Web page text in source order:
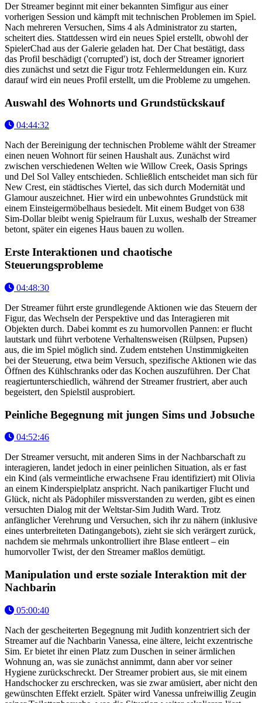
Der Streamer beginnt mit einer bekannten Simfigur aus einer
vorherigen Session und kämpft mit technischen Problemen im Spiel.
Nach mehreren Versuchen, Sims 4 als Administrator zu starten,
scheitert dies. Stattdessen wird ein neues Spiel erstellt, obwohl der
SpielerChad aus der Galerie geladen hat. Der Chat bestätigt, dass
das Profil beschädigt ('corrupted') ist, doch der Streamer ignoriert
dies zunächst und setzt die Figur trotz Fehlermeldungen ein. Kurz
darauf wird ein neues Profil erstellt, um die Probleme zu umgehen.
Auswahl des Wohnorts und Grundstückskauf
04:44:32
Nach der Bereinigung der technischen Probleme wählt der Streamer
einen neuen Wohnort für seinen Haushalt aus. Zunächst wird
zwischen verschiedenen Welten wie Willow Creek, Oasis Springs
und Del Sol Valley entschieden. Schließlich entscheidet man sich für
New Crest, ein städtisches Viertel, das sich durch Modernität und
Glamour auszeichnet. Hier wird ein unbewohntes Grundstück mit
einem Einsteigermöbelhaus besiedelt. Mit einem Budget von 638
Sim-Dollar bleibt wenig Spielraum für Luxus, weshalb der Streamer
betont, später ein eigenes Haus bauen zu wollen.
Erste Interaktionen und chaotische
Steuerungsprobleme
04:48:30
Der Streamer führt erste grundlegende Aktionen wie das Steuern der
Figur, das Wechseln der Perspektive und das Interagieren mit
Objekten durch. Dabei kommt es zu humorvollen Pannen: er flucht
lautstark und führt verbotene Verhaltensweisen (Rülpsen, Pupsen)
aus, die im Spiel möglich sind. Zudem entstehen Unstimmigkeiten
bei der Steuerung, etwa beim Versuch, spezifische Aktionen wie das
Öffnen des Kühlschranks oder das Kochen auszuführen. Der Chat
reagiertunterschiedlich, während der Streamer frustriert, aber auch
begeistert, den Spielstil ausprobiert.
Peinliche Begegnung mit jungen Sims und Jobsuche
04:52:46
Der Streamer versucht, mit anderen Sims in der Nachbarschaft zu
interagieren, landet jedoch in einer peinlichen Situation, als er fast
ein Kind (als vermeintliche erwachsene Frau identifiziert) mit Olivia
an einem Kinderspielplatz anspricht. Nach panikartiger Flucht und
Glück, nicht als Pädophiler missverstanden zu werden, gibt es einen
versuchten Dialog mit der Weltstar-Sim Judith Ward. Trotz
anfänglicher Verehrung und Versuchen, sich ihr zu nähern (inklusive
eines unterbreiteten Datingangebots), zieht sie sich verärgert zurück,
nachdem sie mehrmals unkontrolliert ihre Blase entleert – ein
humorvoller Twist, der den Streamer maßlos demütigt.
Manipulation und erste soziale Interaktion mit der
Nachbarin
05:00:40
Nach der gescheiterten Begegnung mit Judith konzentriert sich der
Streamer auf die Nachbarin Vanessa, eine ältere, leicht exzentrische
Sim. Er bietet ihr einen Platz zum Duschen in seiner ärmlichen
Wohnung an, was sie zunächst annimmt, dann aber vor seiner
Hygiene zurückschreckt. Der Streamer probiert aus, sie mit einem
Handschocker zu erschrecken, was sie zwar amüsiert, aber nicht den
gewünschten Effekt erzielt. Später wird Vanessa unfreiwillig Zeugin